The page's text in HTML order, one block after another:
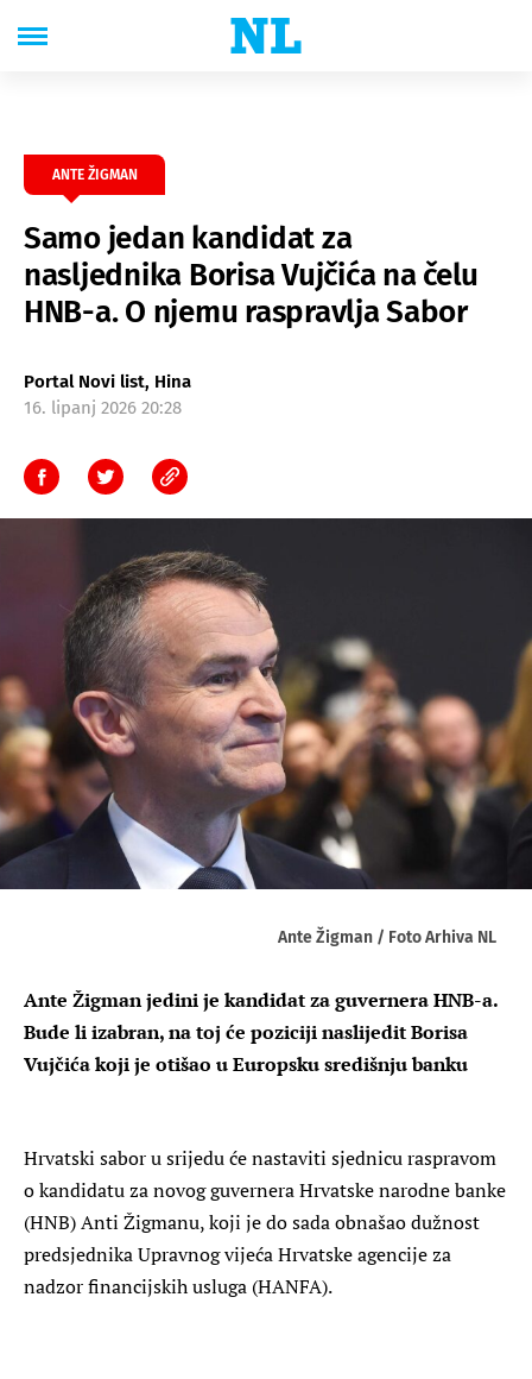
ANTE ŽIGMAN
Samo jedan kandidat za
nasljednika Borisa Vujčića na čelu
HNB-a. O njemu raspravlja Sabor
Portal Novi list, Hina
16. lipanj 2026 20:28
Ante Žigman / Foto Arhiva NL
Ante Žigman jedini je kandidat za guvernera HNB-a.
Bude li izabran, na toj će poziciji naslijedit Borisa
Vujčića koji je otišao u Europsku središnju banku
Hrvatski sabor u srijedu će nastaviti sjednicu raspravom
o kandidatu za novog guvernera Hrvatske narodne banke
(HNB) Anti Žigmanu, koji je do sada obnašao dužnost
predsjednika Upravnog vijeća Hrvatske agencije za
nadzor financijskih usluga (HANFA).